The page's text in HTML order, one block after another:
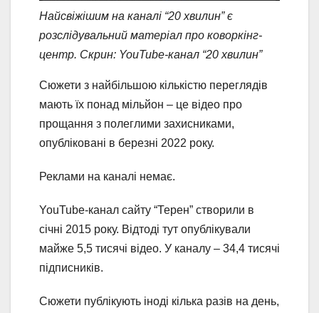
Найсвіжішим на каналі “20 хвилин” є
розслідувальний матеріал про коворкінг-
центр. Скрин: YouTube-канал “20 хвилин”
Сюжети з найбільшою кількістю переглядів
мають їх понад мільйон – це відео про
прощання з полеглими захисниками,
опубліковані в березні 2022 року.
Реклами на каналі немає.
YouTube-канал сайту “Терен” створили в
січні 2015 року. Відтоді тут опублікували
майже 5,5 тисячі відео. У каналу – 34,4 тисячі
підписників.
Сюжети публікують іноді кілька разів на день,